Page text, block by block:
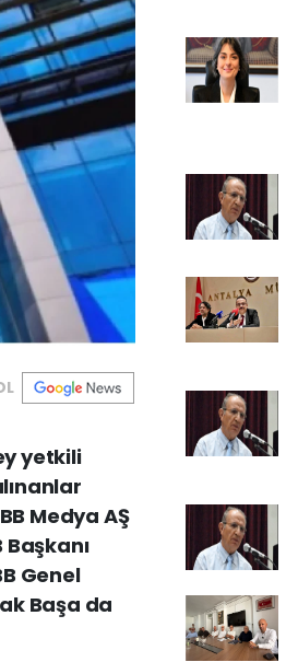
yetkili
Medya AŞ
Genel
Başa da